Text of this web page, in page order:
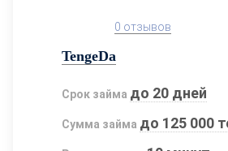
0 отзывов
TengeDa
Срок займа до 20 дней
Сумма займа до 125 000